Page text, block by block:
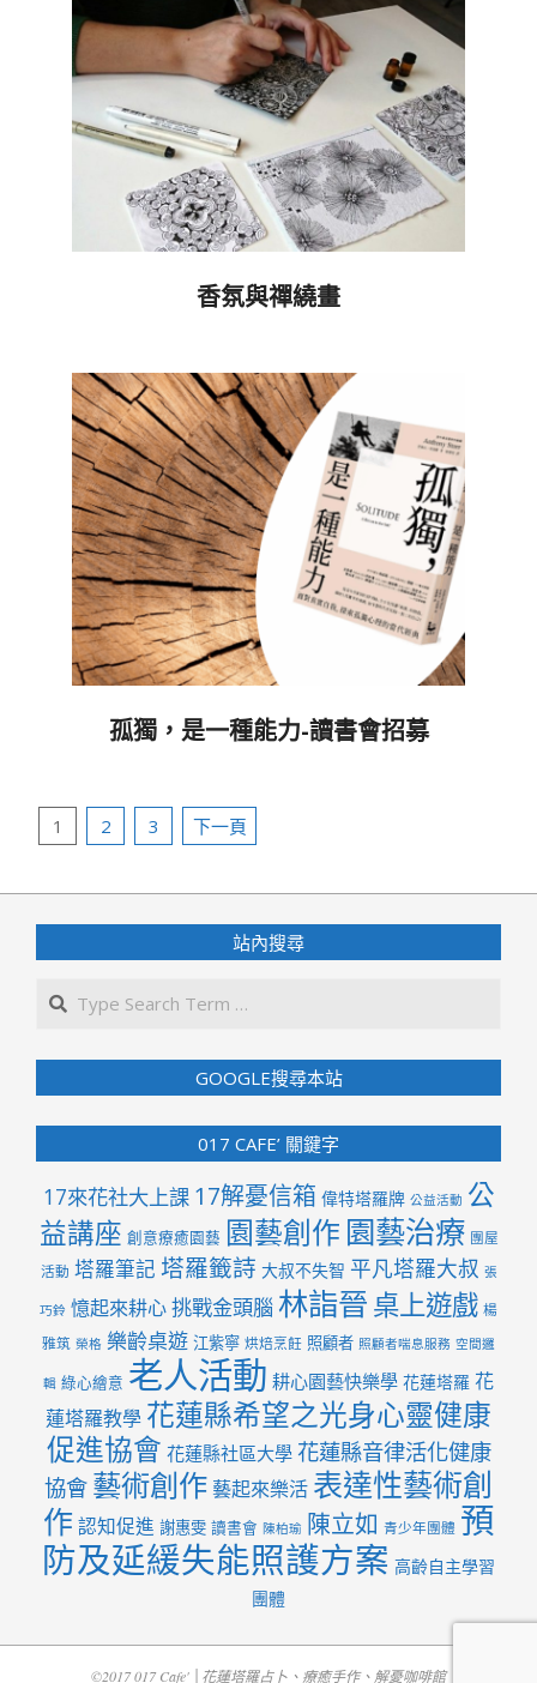
香氛與禪繞畫
14
孤獨，是一種能力-讀書會招募
文
分
頁
1 2 3 下一頁
站內搜尋
GOOGLE搜尋本站
017 CAFE’ 關鍵字
17來花社大上課 17解憂信箱 偉特塔羅牌 公益活動 公
益講座 創意療癒園藝 園藝創作 園藝治療 團屋
活動 塔羅筆記 塔羅籤詩 大叔不失智 平凡塔羅大叔 張
巧鈴 憶起來耕心挑戰金頭腦 林詣晉桌上遊戲 楊
雅筑 榮格 樂齡桌遊 江紫寧 烘焙烹飪 照顧者 照顧者喘息服務 空間邏
輯 綠心繪意 老人活動 耕心園藝快樂學 花蓮塔羅 花
蓮塔羅教學 花蓮縣希望之光身心靈健康
促進協會 花蓮縣社區大學 花蓮縣音律活化健康
協會 藝術創作藝起來樂活 表達性藝術創
作 認知促進 謝惠雯 讀書會 陳柏瑜 陳立如 青少年團體 預
防及延緩失能照護方案 高齡自主學習
團體
©2017 017 Cafe' │花蓮塔羅占卜、療癒手作、解憂咖啡館